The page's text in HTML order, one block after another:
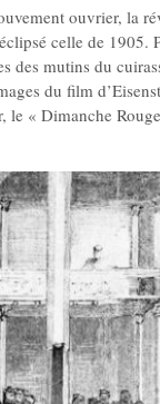
ouvrier, la
celle de 1905.
des mutins du
du film
le « Dimanche